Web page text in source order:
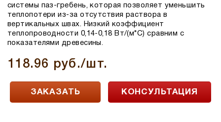
системы паз-гребень, которая позволяет уменьшить
теплопотери из-за отсутствия раствора в
вертикальных швах. Низкий коэффициент
теплопроводности 0,14-0,18 Вт/(м*С) сравним с
показателями древесины.
118.96 руб./шт.
ЗАКАЗАТЬ КОНСУЛЬТАЦИЯ